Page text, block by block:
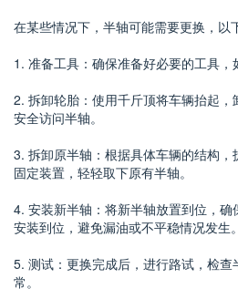
在某些情况下，半轴可能需要更换，以
1. 准备工具：确保准备好必要的工具，
2. 拆卸轮胎：使用千斤顶将车辆抬起
安全访问半轴。
3. 拆卸原半轴：根据具体车辆的结构
固定装置，轻轻取下原有半轴。
4. 安装新半轴：将新半轴放置到位，
安装到位，避免漏油或不平稳情况发生。
5. 测试：更换完成后，进行路试，检
常。